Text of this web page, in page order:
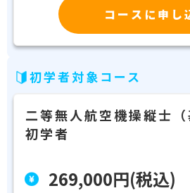
コースに申し
初学者対象コース
二等無人航空機操縦士
初学者
269,000円(税込)